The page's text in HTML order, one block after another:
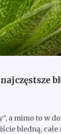
a mimo to w
bledną,